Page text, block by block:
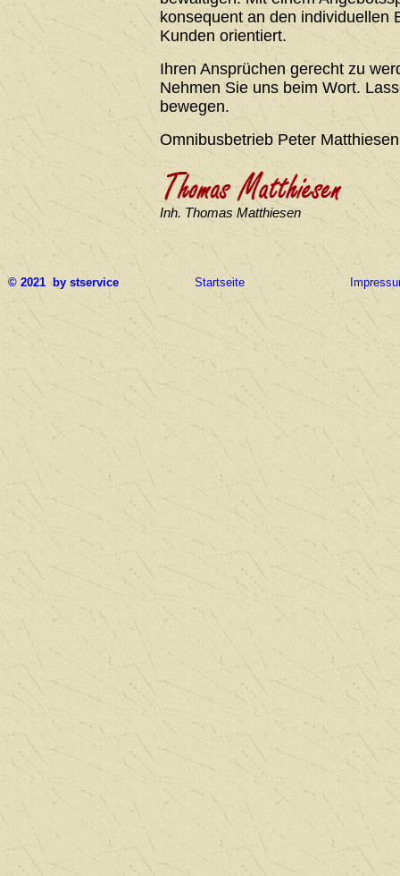
konsequent an den individuellen
Kunden orientiert.
Ihren Ansprüchen gerecht zu
Nehmen Sie uns beim Wort.
bewegen.
Omnibusbetrieb Peter Matthiesen
Inh. Thomas Matthiesen
© 2021 by stservice Startseite